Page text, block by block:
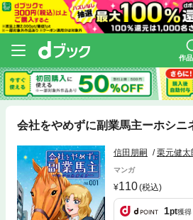
作
会社をやめずに副業馬主ーホシ
信田朋嗣 栗元健太
マンガ
110(税込)
1pt獲得